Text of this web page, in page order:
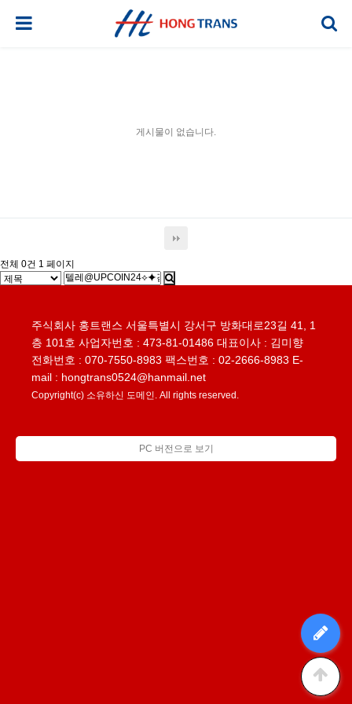
게시물이 없습니다.
전체 0건 1 페이지
주식회사 홍트랜스 서울특별시 강서구 방화대로23길 41, 1
층 101호 사업자번호 : 473-81-01486 대표이사 : 김미향
전화번호 : 070-7550-8983 팩스번호 : 02-2666-8983 E-
mail : hongtrans0524@hanmail.net
Copyright(c) 소유하신 도메인. All rights reserved.
PC 버전으로 보기